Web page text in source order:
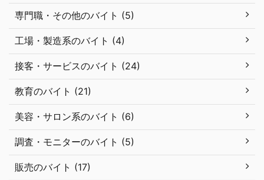
専門職・その他のバイト (5)
工場・製造系のバイト (4)
接客・サービスのバイト (24)
教育のバイト (21)
美容・サロン系のバイト (6)
調査・モニターのバイト (5)
販売のバイト (17)